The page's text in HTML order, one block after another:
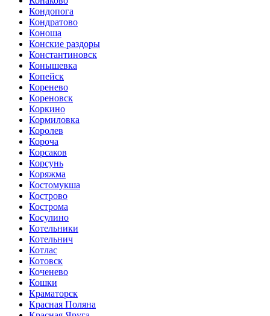
Кондопога
Кондратово
Коноша
Конские раздоры
Константиновск
Конышевка
Копейск
Коренево
Кореновск
Коркино
Кормиловка
Королев
Короча
Корсаков
Корсунь
Коряжма
Костомукша
Кострово
Кострома
Косулино
Котельники
Котельнич
Котлас
Котовск
Коченево
Кошки
Краматорск
Красная Поляна